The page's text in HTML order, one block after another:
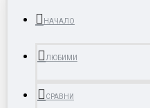
НАЧАЛО
ЛЮБИМИ
СРАВНИ